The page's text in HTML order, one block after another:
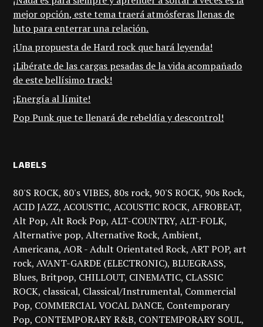
mejor opción, este tema traerá atmósferas llenas de
luto para enterrar una relación.
¡Una propuesta de Hard rock que hará leyenda!
¡Libérate de las cargas pesadas de la vida acompañado
de este bellísimo track!
¡Energía al límite!
Pop Punk que te llenará de rebeldía y descontrol!
LABELS
80'S ROCK 80's VIBES 80s rock 90'S ROCK 90s Rock
ACID JAZZ ACOUSTIC ACOUSTIC ROCK AFROBEAT
Alt Pop Alt Rock Pop ALT-COUNTRY ALT-FOLK
Alternative pop Alternative Rock Ambient
Americana AOR - Adult Orientated Rock ART POP art
rock AVANT-GARDE (ELECTRONIC) BLUEGRASS
Blues Britpop CHILLOUT CINEMATIC CLASSIC
ROCK classical Classical/Instrumental Commercial
Pop COMMERCIAL VOCAL DANCE Contemporary
Pop CONTEMPORARY R&B CONTEMPORARY SOUL